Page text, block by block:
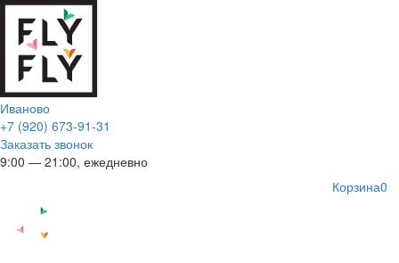
Иваново
+7 (920) 673-91-31
Заказать звонок
9:00 — 21:00, ежедневно
Корзина0